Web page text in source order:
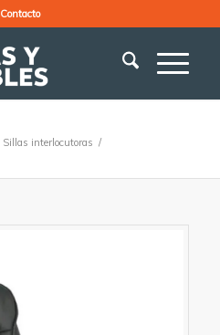
Contacto
Sillas interlocutoras /